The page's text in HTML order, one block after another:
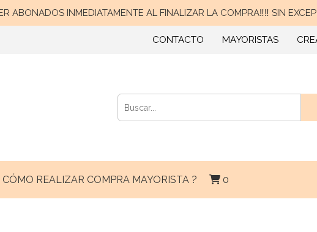
ABONADOS INMEDIATAMENTE AL FINALIZAR LA COMPRA‼️‼️ SIN
CONTACTO MAYORISTAS
CÓMO REALIZAR COMPRA MAYORISTA ? 0